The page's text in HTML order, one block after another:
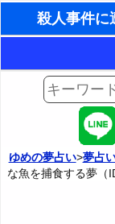
AIゆめの夢占いチ
夢占い掲示板
夢占い掲示板の
カテゴリー別夢占
ゆめの夢占い>夢占
な魚を捕食する夢（